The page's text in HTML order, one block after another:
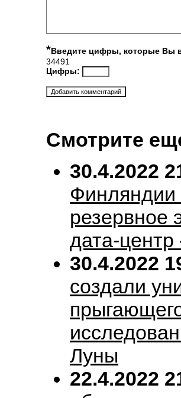
*Введите цифры, которые Вы
34491
Цифры:
Смотрите
30.4.2022
резервное
дата-
30.4.2022
создали
Луны
22.4.2022